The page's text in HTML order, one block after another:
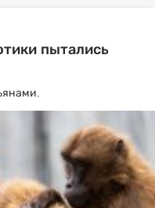
пытались